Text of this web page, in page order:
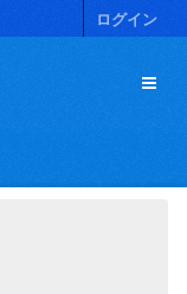
ログイン